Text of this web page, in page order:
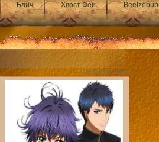
Блич Хвост Феи Beelzebub
22.08.2013, 20:16